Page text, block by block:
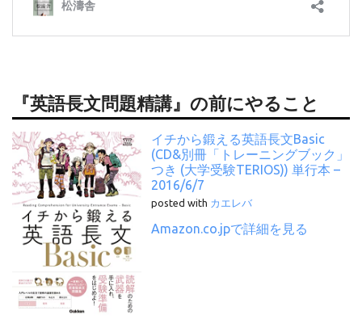
『英語長文問題精講』の前にやること
イチから鍛える英語長文Basic
(CD&別冊「トレーニングブック」
つき (大学受験TERIOS)) 単行本 –
2016/6/7
posted with カエレバ
Amazon.co.jpで詳細を見る